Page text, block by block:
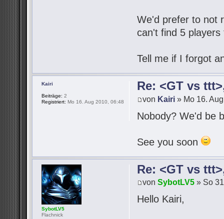
We'd prefer to not
can't find 5
Tell me if I forgot
Re: <GT vs
von Kairi » Mo 16.
Nobody? We'd be
See you soon
Kairi
Beiträge: 2
Registriert: Mo 16. Aug 2010, 06:48
Re: <GT vs
vonSybotLV5 » So
Hello Kairi,
SybotLV5
Flachnick